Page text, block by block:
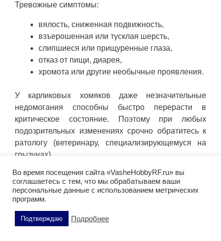
Тревожные симптомы:
вялость, сниженная подвижность,
взъерошенная или тусклая шерсть,
слипшиеся или прищуренные глаза,
отказ от пищи, диарея,
хромота или другие необычные проявления.
У карликовых хомяков даже незначительные
недомогания способны быстро перерасти в
критическое состояние. Поэтому при любых
подозрительных изменениях срочно обратитесь к
ратологу (ветеринару, специализирующемуся на
грызунах).
Джунгарский хомячок: вопросы и
ответы
Кому подходит джунгарский
хомячок?
Во время посещения сайта «VasheHobbyRF.ru» вы
соглашаетесь с тем, что мы обрабатываем ваши
персональные данные с использованием метрических
программ.
Подтверждаю Подробнее